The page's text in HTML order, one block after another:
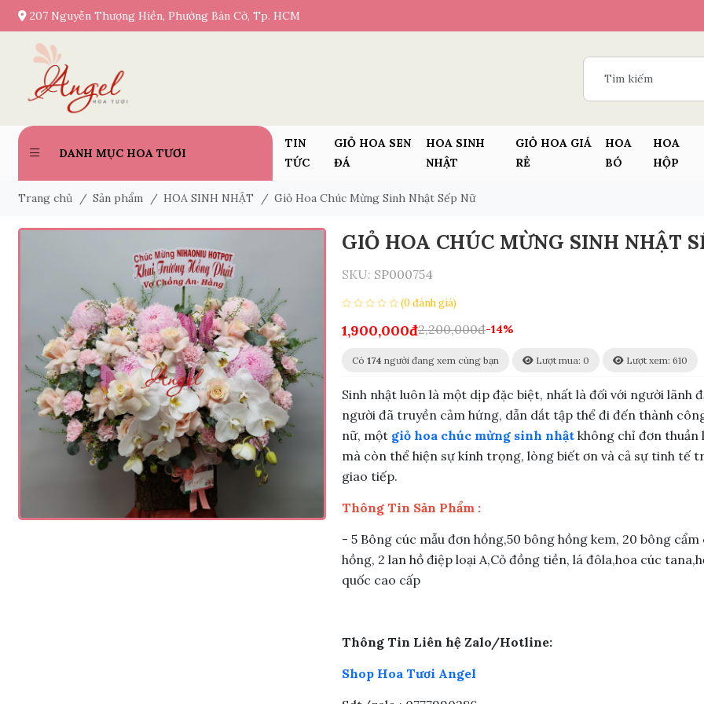
207 Nguyễn Thượng Hiền, Phường Bàn Cờ, Tp. HCM
DANH MỤC HOA TƯƠI
TIN
TỨC
GIỎ HOA SEN
ĐÁ
HOA SINH
NHẬT
GIỎ HOA GIÁ
RẺ
HOA
BÓ
HOA
HỘP
Trang chủ / Sản phẩm / HOA SINH NHẬT / Giỏ Hoa Chúc Mừng Sinh Nhật Sếp Nữ
GIỎ HOA CHÚC MỪNG SINH NHẬT
SKU: SP000754
(0 đánh giá)
1,900,000đ2,200,000đ-14%
Có 174 người đang xem cùng bạn Lượt mua: 0 Lượt xem: 610
Sinh nhật luôn là một dịp đặc biệt, nhất là đối với người lãnh
người đã truyền cảm hứng, dẫn dắt tập thể đi đến thành
nữ, một giỏ hoa chúc mừng sinh nhậtkhông chỉ đơn thuần
mà còn thể hiện sự kính trọng, lòng biết ơn và cả sự tinh tế
giao tiếp.
Thông Tin Sản Phẩm :
- 5 Bông cúc mẫu đơn hồng,50 bông hồng kem, 20 bông cẩm
hồng, 2 lan hồ điệp loại A,Cỏ đồng tiền, lá đôla,hoa cúc
quốc cao cấp
Thông Tin Liên hệ Zalo/Hotline:
Shop Hoa Tươi Angel